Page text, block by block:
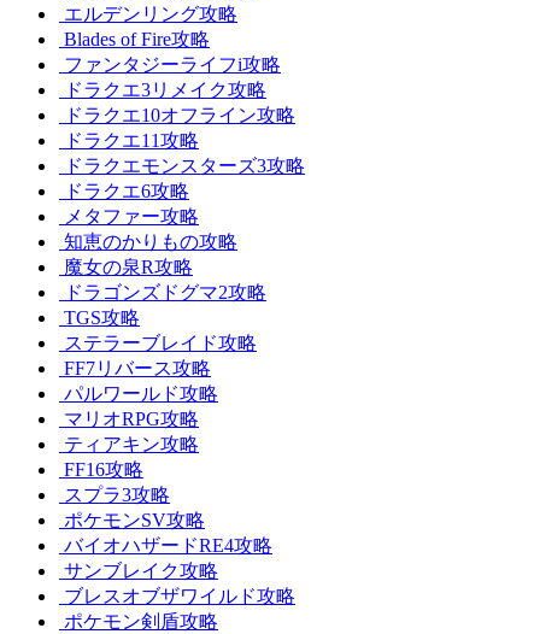
エルデンリング攻略
Blades of Fire攻略
ファンタジーライフi攻略
ドラクエ3リメイク攻略
ドラクエ10オフライン攻略
ドラクエ11攻略
ドラクエモンスターズ3攻略
ドラクエ6攻略
メタファー攻略
知恵のかりもの攻略
魔女の泉R攻略
ドラゴンズドグマ2攻略
TGS攻略
ステラーブレイド攻略
FF7リバース攻略
パルワールド攻略
マリオRPG攻略
ティアキン攻略
FF16攻略
スプラ3攻略
ポケモンSV攻略
バイオハザードRE4攻略
サンブレイク攻略
ブレスオブザワイルド攻略
ポケモン剣盾攻略